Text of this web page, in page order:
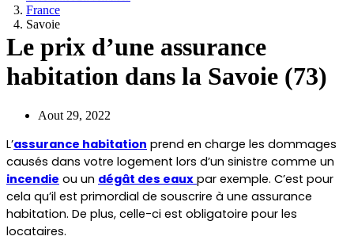
France
Savoie
Le prix d’une assurance
habitation dans la Savoie (73)
Aout 29, 2022
L’assurance habitation prend en charge les dommages
incendie ou un dégât des eaux par exemple. C’est pour
cela qu’il est primordial de souscrire à une assurance
habitation. De plus, celle-ci est obligatoire pour les
locataires.